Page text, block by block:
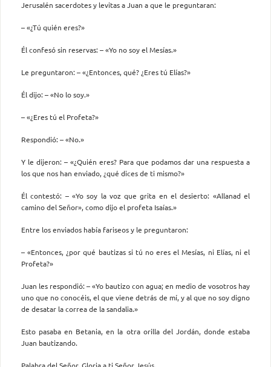
Jerusalén sacerdotes y levitas a Juan a que le preguntaran:
– «¿Tú quién eres?»
Él confesó sin reservas: – «Yo no soy el Mesías.»
Le preguntaron: – «¿Entonces, qué? ¿Eres tú Elías?»
Él dijo: – «No lo soy.»
– «¿Eres tú el Profeta?»
Respondió: – «No.»
Y le dijeron: – «¿Quién eres? Para que podamos dar una respuesta a
los que nos han enviado, ¿qué dices de ti mismo?»
Él contestó: – «Yo soy la voz que grita en el desierto: «Allanad el
camino del Señor», como dijo el profeta Isaías.»
Entre los enviados había fariseos y le preguntaron:
– «Entonces, ¿por qué bautizas si tú no eres el Mesías, ni Elías, ni el
Profeta?»
Juan les respondió: – «Yo bautizo con agua; en medio de vosotros hay
uno que no conocéis, el que viene detrás de mí, y al que no soy digno
de desatar la correa de la sandalia.»
Esto pasaba en Betania, en la otra orilla del Jordán, donde estaba
Juan bautizando.